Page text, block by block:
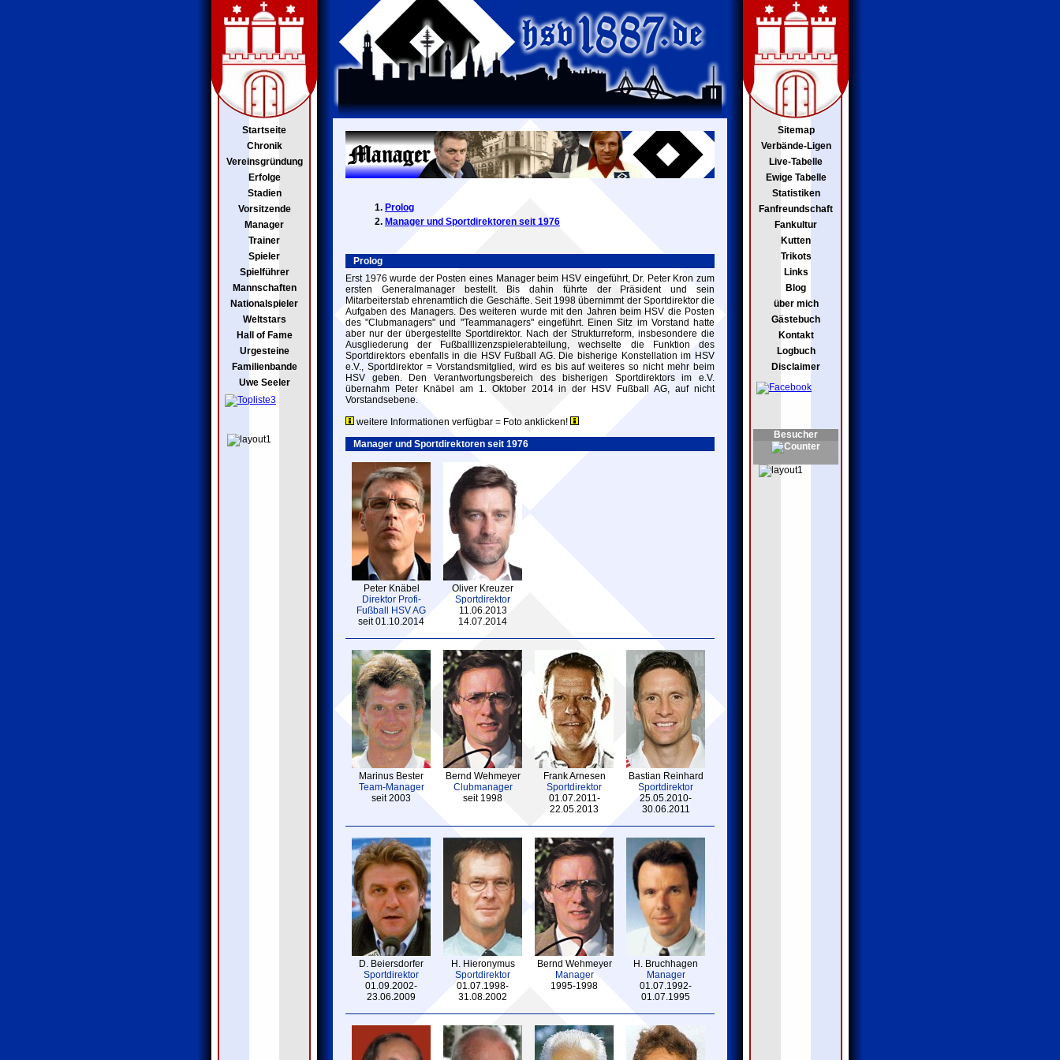
Startseite
Chronik
Vereinsgründung
Erfolge
Stadien
Vorsitzende
Manager
Trainer
Spieler
Spielführer
Mannschaften
Nationalspieler
Weltstars
Hall of Fame
Urgesteine
Familienbande
Uwe Seeler
Sitemap
Verbände-Ligen
Live-Tabelle
Ewige Tabelle
Statistiken
Fanfreundschaft
Fankultur
Kutten
Trikots
Links
Blog
über mich
Gästebuch
Kontakt
Logbuch
Disclaimer
Besucher
Prolog
Manager und Sportdirektoren seit 1976
Prolog
Erst 1976 wurde der Posten eines Manager beim HSV eingeführt, Dr. Peter Kron zum
ersten Generalmanager bestellt. Bis dahin führte der Präsident und sein
Mitarbeiterstab ehrenamtlich die Geschäfte. Seit 1998 übernimmt der Sportdirektor die
Aufgaben des Managers. Des weiteren wurde mit den Jahren beim HSV die Posten
des "Clubmanagers" und "Teammanagers" eingeführt. Einen Sitz im Vorstand hatte
aber nur der übergestellte Sportdirektor. Nach der Strukturreform, insbesondere die
Ausgliederung der Fußballlizenzspielerabteilung, wechselte die Funktion des
Sportdirektors ebenfalls in die HSV Fußball AG. Die bisherige Konstellation im HSV
e.V., Sportdirektor = Vorstandsmitglied, wird es bis auf weiteres so nicht mehr beim
HSV geben. Den Verantwortungsbereich des bisherigen Sportdirektors im e.V.
übernahm Peter Knäbel am 1. Oktober 2014 in der HSV Fußball AG, auf nicht
Vorstandsebene.
weitere Informationen verfügbar = Foto anklicken!
Manager und Sportdirektoren seit 1976
Peter Knäbel
Direktor Profi-
Fußball HSV AG
seit 01.10.2014
Oliver Kreuzer
Sportdirektor
11.06.2013
14.07.2014
Marinus Bester
Team-Manager
seit 2003
Bernd Wehmeyer
Clubmanager
seit 1998
Frank Arnesen
Sportdirektor
01.07.2011-
22.05.2013
Bastian Reinhard
Sportdirektor
25.05.2010-
30.06.2011
D. Beiersdorfer
Sportdirektor
01.09.2002-
23.06.2009
H. Hieronymus
Sportdirektor
01.07.1998-
31.08.2002
Bernd Wehmeyer
Manager
1995-1998
H. Bruchhagen
Manager
01.07.1992-
01.07.1995